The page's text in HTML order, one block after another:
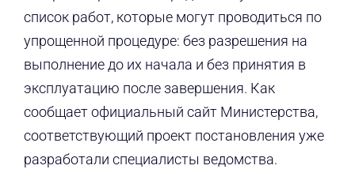
список работ, которые могут проводиться по
упрощенной процедуре: без разрешения на
выполнение до их начала и без принятия в
эксплуатацию после завершения. Как
сообщает официальный сайт Министерства,
соответствующий проект постановления уже
разработали специалисты ведомства.